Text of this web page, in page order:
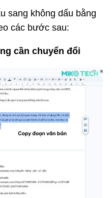
sang không dấu bằng
các bước sau:
cần chuyển đổi